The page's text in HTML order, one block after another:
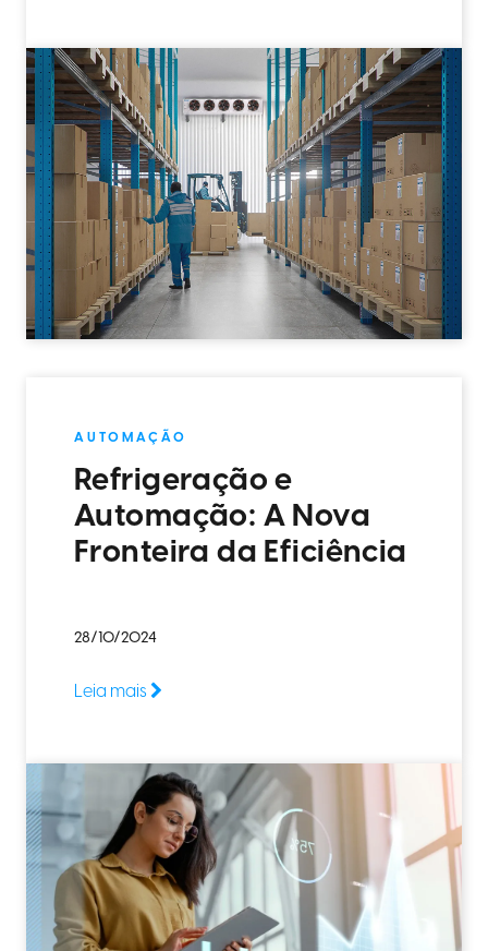
AUTOMAÇÃO
Refrigeração e
Automação: A Nova
Fronteira da Eficiência
28/10/2024
Leia mais